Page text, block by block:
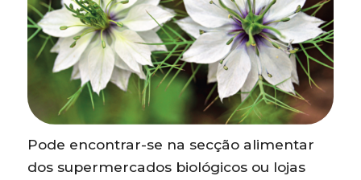
Pode encontrar-se na secção alimentar
dos supermercados biológicos ou lojas